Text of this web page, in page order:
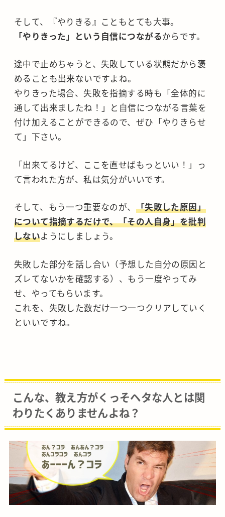
そして、『やりきる』こともとても大事。
「やりきった」という自信につながるからです。
途中で止めちゃうと、失敗している状態だから褒
めることも出来ないですよね。
やりきった場合、失敗を指摘する時も「全体的に
通して出来ましたね！」と自信につながる言葉を
付け加えることができるので、ぜひ「やりきらせ
て」下さい。
「出来てるけど、ここを直せばもっといい！」っ
て言われた方が、私は気分がいいです。
そして、もう一つ重要なのが、 「失敗した原因」
について指摘するだけで、「その人自身」を批判
しないようにしましょう。
失敗した部分を話し合い（予想した自分の原因と
ズレてないかを確認する）、もう一度やってみ
せ、やってもらいます。
これを、失敗した数だけ一つ一つクリアしていく
といいですね。
こんな、教え方がくっそヘタな人とは関
わりたくありませんよね？